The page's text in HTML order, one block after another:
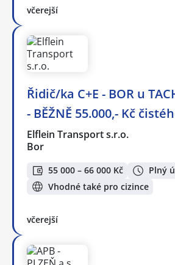
včerejší
Řidič/ka C+E - BOR u
- BĚŽNĚ 55.000,- Kč
Elflein Transport s.r.o.
Bor
55 000 – 66 000 Kč
Plný
Vhodné také pro cizince
včerejší